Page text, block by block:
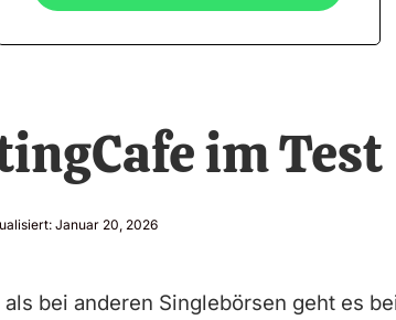
im Test
Januar 20, 2026
bei anderen Singlebörsen geht es